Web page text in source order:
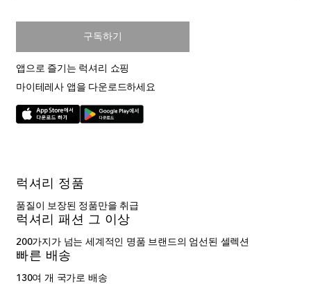
구독하기
앱으로 즐기는 럭셔리 쇼핑
마이테레사 앱을 다운로드하세요
럭셔리 정품
품질이 보장된 정품만을 취급
럭셔리 패션 그 이상
200가지가 넘는 세계적인 명품 브랜드의 엄선된 셀렉션
빠른 배송
130여 개 국가로 배송